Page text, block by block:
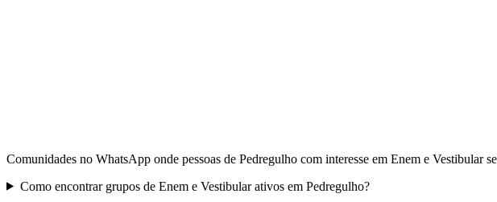
Comunidades no WhatsApp onde pessoas de Pedregulho com interesse em Enem e Vestibular
Como encontrar grupos de Enem e Vestibular ativos em Pedregulho?